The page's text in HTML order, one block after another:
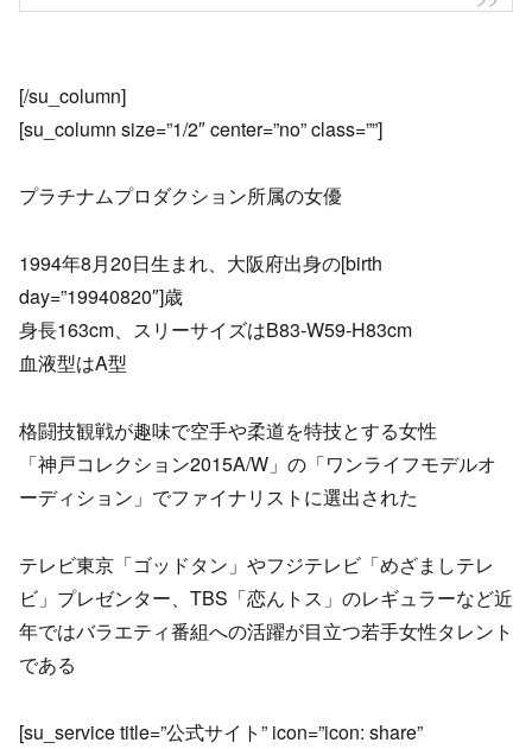
[/su_column]
[su_column size=”1/2″ center=”no” class=””]
プラチナムプロダクション所属の女優
1994年8月20日生まれ、大阪府出身の[birth
day=”19940820″]歳
身長163cm、スリーサイズはB83-W59-H83cm
血液型はA型
格闘技観戦が趣味で空手や柔道を特技とする女性
「神戸コレクション2015A/W」の「ワンライフモデルオ
ーディション」でファイナリストに選出された
テレビ東京「ゴッドタン」やフジテレビ「めざましテレ
ビ」プレゼンター、TBS「恋んトス」のレギュラーなど近
年ではバラエティ番組への活躍が目立つ若手女性タレント
である
[su_service title=”公式サイト” icon=”icon: share”